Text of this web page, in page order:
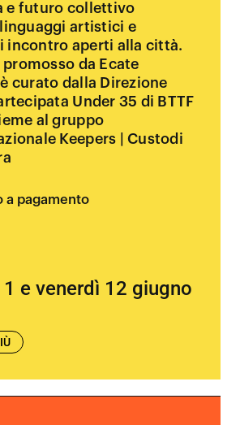
e futuro collettivo
artistici e
incontro aperti alla città.
promosso da Ecate
curato dalla Direzione
Under 35 di BTTF
al gruppo
Keepers | Custodi
a pagamento
e venerdì 12 giugno